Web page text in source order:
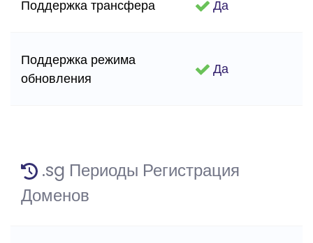
Поддержка трансфера Да
Поддержка режима
обновления
Да
.sg Периоды Регистрация
Доменов